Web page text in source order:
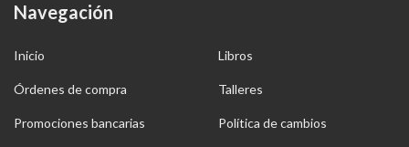
Navegación
Inicio Libros
Órdenes de compra Talleres
Promociones bancarias Política de cambios